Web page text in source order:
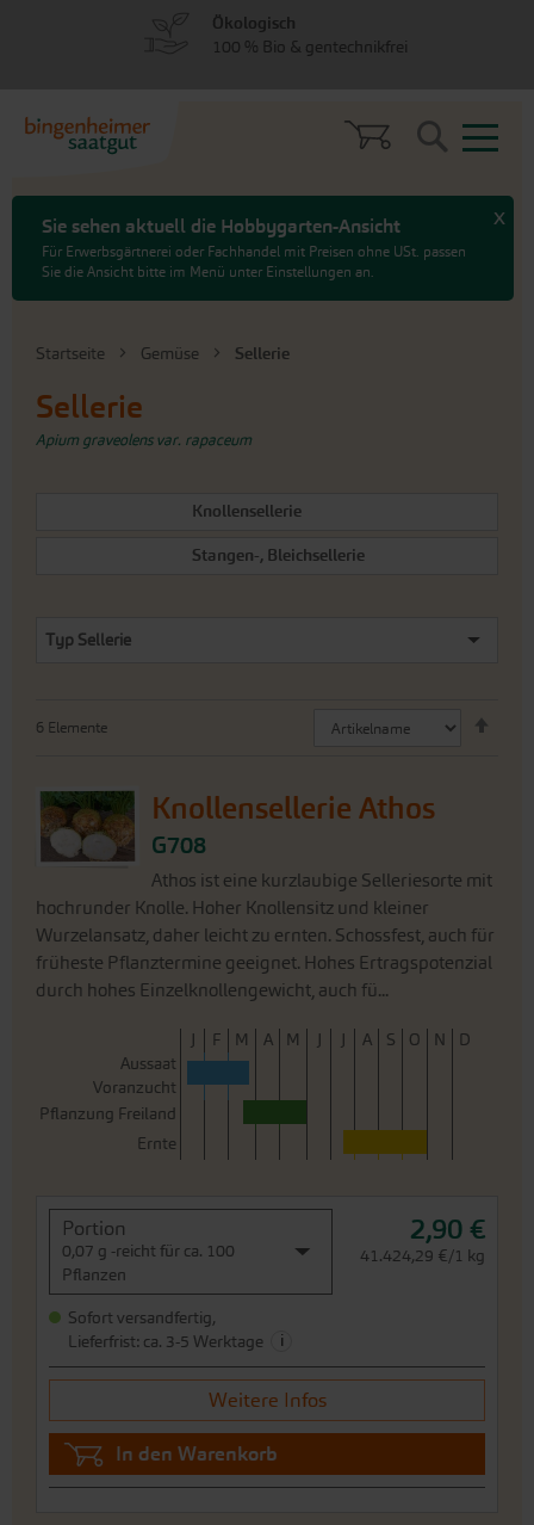
Sie sehen aktuell die Hobbygarten-Ansicht
Für Erwerbsgärtnerei oder Fachhandel mit Preisen ohne USt. passen
Sie die Ansicht bitte im Menü unter Einstellungen an.
x
Search
Startseite Gemüse Sellerie
Sellerie
Apium graveolens var. rapaceum
Knollensellerie
Stangen-, Bleichsellerie
Typ Sellerie
6 Elemente
Knollensellerie Athos
G708
Athos ist eine kurzlaubige Selleriesorte mit
hochrunder Knolle. Hoher Knollensitz und kleiner
Wurzelansatz, daher leicht zu ernten. Schossfest, auch für
früheste Pflanztermine geeignet. Hohes Ertragspotenzial
durch hohes Einzelknollengewicht, auch fü...
J F M A M J J A S O N
D
Aussaat
Voranzucht
Pflanzung Freiland
Ernte
Portion
0,07 g -reicht für ca. 100
Pflanzen
2,90 €
41.424,29 €/1 kg
Sofort versandfertig,
Lieferfrist: ca. 3-5 Werktage
i
Weitere Infos
In den Warenkorb
Ökologisch
100 % Bio & gentechnikfrei